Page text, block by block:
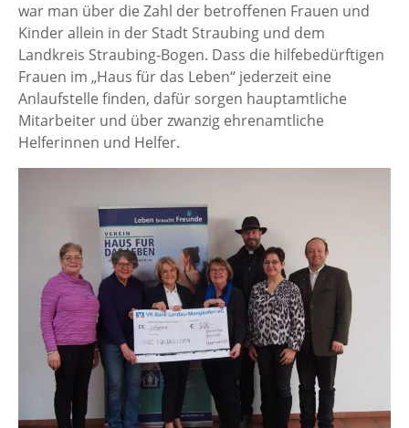
war man über die Zahl der betroffenen Frauen und
Kinder allein in der Stadt Straubing und dem
Landkreis Straubing-Bogen. Dass die hilfebedürftigen
Frauen im „Haus für das Leben“ jederzeit eine
Anlaufstelle finden, dafür sorgen hauptamtliche
Mitarbeiter und über zwanzig ehrenamtliche
Helferinnen und Helfer.